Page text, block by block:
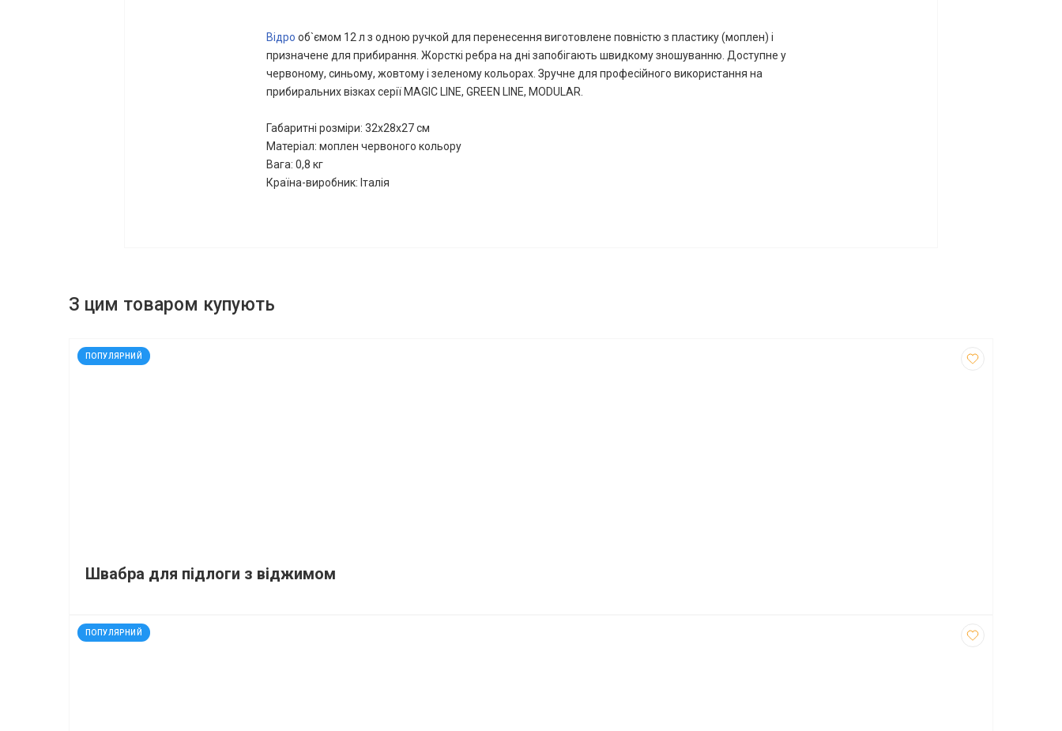
Відро об`ємом 12 л з одною ручкой для перенесення виготовлене повністю з пластику (моплен) і
призначене для прибирання. Жорсткі ребра на дні запобігають швидкому зношуванню. Доступне у
червоному, синьому, жовтому і зеленому кольорах. Зручне для професійного використання на
прибиральних візках серії MAGIC LINE, GREEN LINE, MODULAR.
Габаритні розміри: 32х28х27 см
Матеріал: моплен червоного кольору
Вага: 0,8 кг
Країна-виробник: Італія
З цим товаром купують
ПОПУЛЯРНИЙ
код: 927304
Швабра для підлоги з віджимом
ПОПУЛЯРНИЙ
код: 4393